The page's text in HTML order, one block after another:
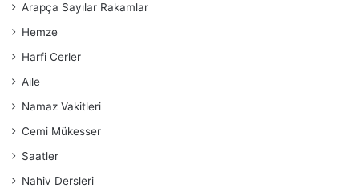
Arapça Sayılar Rakamlar
Hemze
Harfi Cerler
Aile
Namaz Vakitleri
Cemi Mükesser
Saatler
Nahiv Dersleri